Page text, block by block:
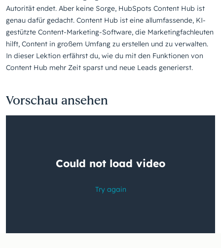
Autorität endet. Aber keine Sorge, HubSpots Content Hub ist
genau dafür gedacht. Content Hub ist eine allumfassende, KI-
gestützte Content-Marketing-Software, die Marketingfachleuten
hilft, Content in großem Umfang zu erstellen und zu verwalten.
In dieser Lektion erfährst du, wie du mit den Funktionen von
Content Hub mehr Zeit sparst und neue Leads generierst.
Vorschau ansehen